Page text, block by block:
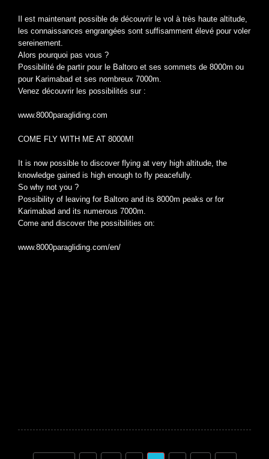
Il est maintenant possible de découvrir le vol à très haute altitude,
les connaissances engrangées sont suffisamment élevé pour voler
sereinement.
Alors pourquoi pas vous ?
Possibilité de partir pour le Baltoro et ses sommets de 8000m ou
pour Karimabad et ses nombreux 7000m.
Venez découvrir les possibilités sur :
www.8000paragliding.com
COME FLY WITH ME AT 8000M!
It is now possible to discover flying at very high altitude, the
knowledge gained is high enough to fly peacefully.
So why not you ?
Possibility of leaving for Baltoro and its 8000m peaks or for
Karimabad and its numerous 7000m.
Come and discover the possibilities on:
www.8000paragliding.com/en/